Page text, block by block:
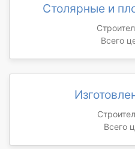
Столярные и
Всего
Всего